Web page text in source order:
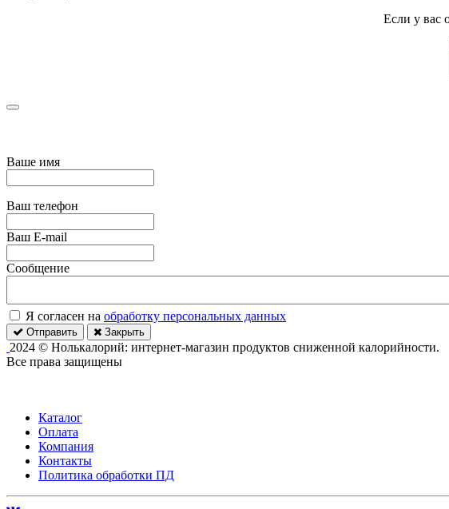
Если у вас
Ваше имя
Ваш телефон
Ваш E-mail
Сообщение
Я согласен на обработку персональных данных
Отправить Закрыть
2024 © Нолькалорий: интернет-магазин продуктов сниженной калорийности.
Все права защищены
Каталог
Оплата
Компания
Контакты
Политика обработки ПД